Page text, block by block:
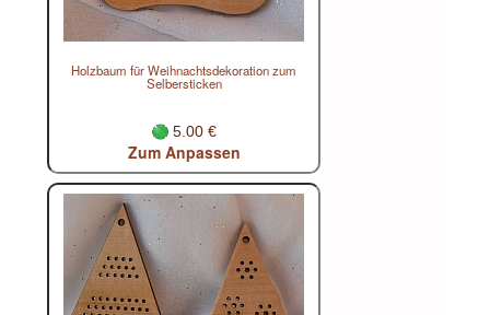
Holzbaum für Weihnachtsdekoration zum
Selbersticken
5.00 €
Zum Anpassen